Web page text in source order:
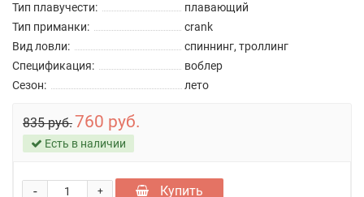
Тип плавучести:
плавающий
Тип приманки:
crank
Вид ловли:
спиннинг, троллинг
Спецификация:
воблер
Сезон:
лето
835 руб.760 руб.
Есть в наличии
+
- Купить